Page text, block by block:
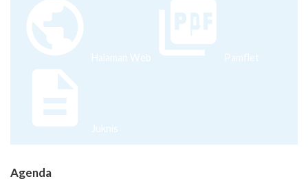
Halaman Web Pamflet
Juknis
Agenda